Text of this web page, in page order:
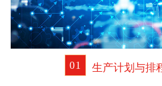
01 生产计划与排